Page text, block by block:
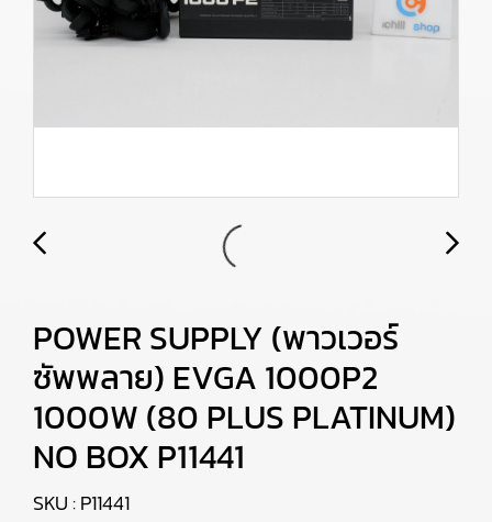
POWER SUPPLY (พาวเวอร์
ซัพพลาย) EVGA 1000P2
1000W (80 PLUS PLATINUM)
NO BOX P11441
SKU : P11441